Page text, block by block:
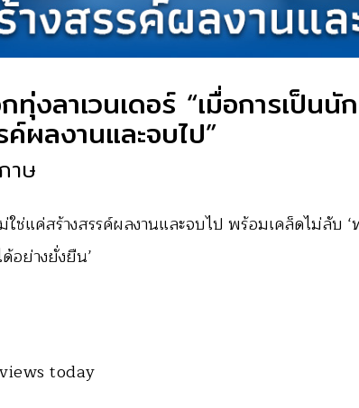
งลาเวนเดอร์ “เมื่อการเป็นนั
ผลงานและจบไป”
าษ
ช่แค่สร้างสรรค์ผลงานและจบไป พร้อมเคล็ดไม่ลับ ‘
อย่างยั่งยืน’
today